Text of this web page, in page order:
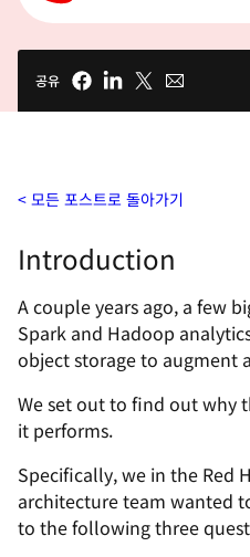
공유
모든 포스트로 돌아가기
Introduction
A couple years ago, a few
Spark and Hadoop
object storage to augment
We set out to find out why
it performs.
Specifically, we in the Red
architecture team wanted
to the following three